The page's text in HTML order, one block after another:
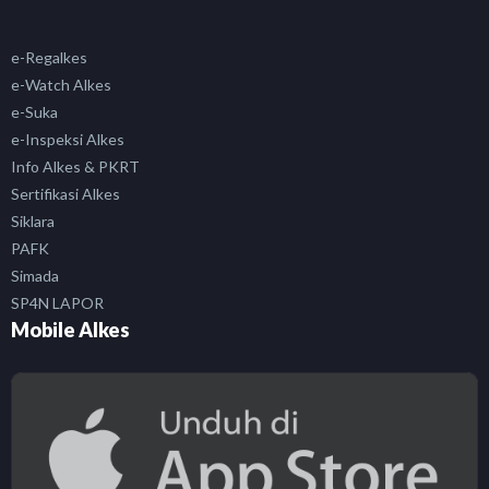
e-Regalkes
e-Watch Alkes
e-Suka
e-Inspeksi Alkes
Info Alkes & PKRT
Sertifikasi Alkes
Siklara
PAFK
Simada
SP4N LAPOR
Mobile Alkes